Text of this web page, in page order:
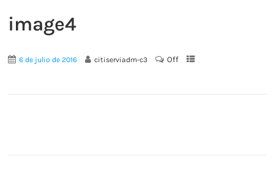
image4
6 de julio de 2016 citiserviadm-c3 Off